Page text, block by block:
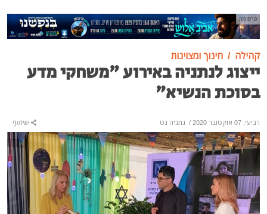
פרסומת
קהילה חינוך ומצוינות
ייצוג לנתניה באירוע "משחקי מדע
בסוכת הנשיא"
רביעי, 07 אוקטובר 2020 / נתניה נט שיתוף